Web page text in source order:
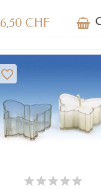
6,50 CHF
DERNIERS ARTICLES EN STOCK
favorite_border